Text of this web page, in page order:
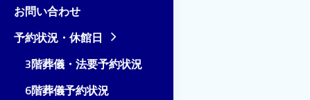
お問い合わせ
予約状況・休館日
3階葬儀・法要予約状況
6階葬儀予約状況